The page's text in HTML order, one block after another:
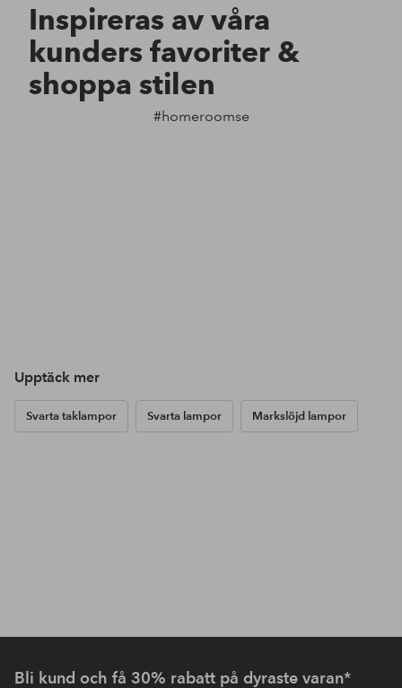
Inspireras av våra
kunders favoriter &
shoppa stilen
#homeroomse
Upptäck mer
Svarta taklampor Svarta lampor Markslöjd lampor
Bli kund och få 30% rabatt på dyraste varan*